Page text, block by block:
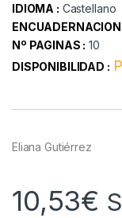
IDIOMA : Castellano
ENCUADERNACION
Nº PAGINAS : 10
DISPONIBILIDAD :
Eliana Gutiérrez
10,53€